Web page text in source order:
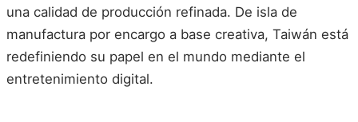
una calidad de producción refinada. De isla de
manufactura por encargo a base creativa, Taiwán está
redefiniendo su papel en el mundo mediante el
entretenimiento digital.